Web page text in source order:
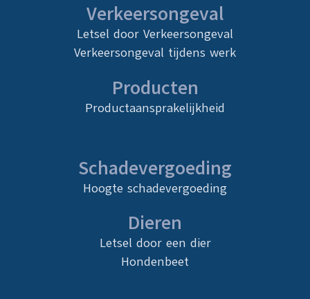
Verkeersongeval
Letsel door Verkeersongeval
Verkeersongeval tijdens werk
Producten
Productaansprakelijkheid
Schadevergoeding
Hoogte schadevergoeding
Dieren
Letsel door een dier
Hondenbeet